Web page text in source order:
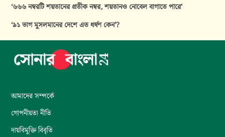
‘৬৬৬ নম্বরটি শয়তানের প্রতীক নম্বর, শয়তানও নোবেল বাগাতে পারে’
‘৯১ ভাগ মুসলমানের দেশে এত ধর্ষণ কেন’?
আমাদের সম্পর্কে
গোপনীয়তা নীতি
দায়বিমুক্তি বিবৃতি